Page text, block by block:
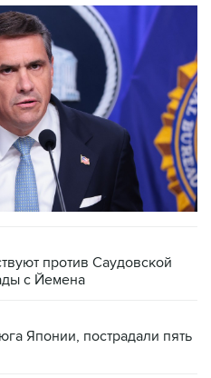
против Саудовской
с Йемена
Японии, пострадали пять